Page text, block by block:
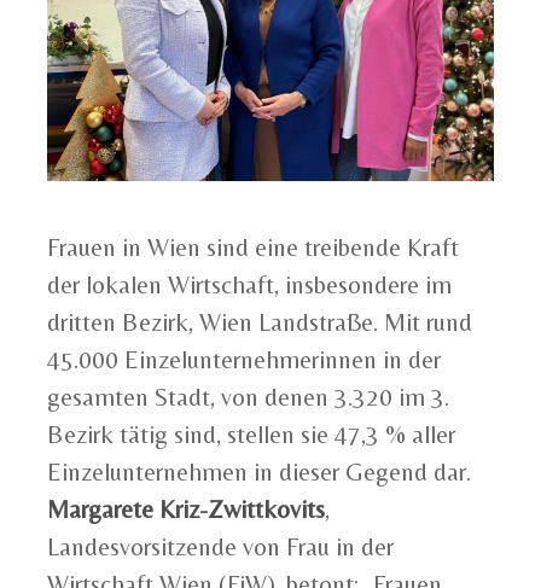
Frauen in Wien sind eine treibende Kraft
der lokalen Wirtschaft, insbesondere im
dritten Bezirk, Wien Landstraße. Mit rund
45.000 Einzelunternehmerinnen in der
gesamten Stadt, von denen 3.320 im 3.
Bezirk tätig sind, stellen sie 47,3 % aller
Einzelunternehmen in dieser Gegend dar.
Margarete Kriz-Zwittkovits,
Landesvorsitzende von Frau in der